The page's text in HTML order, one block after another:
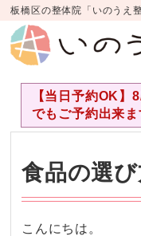
板橋区の整体院「いのうえ
【当日予約OK
でもご予約出来ま
食品の選
こんにちは。